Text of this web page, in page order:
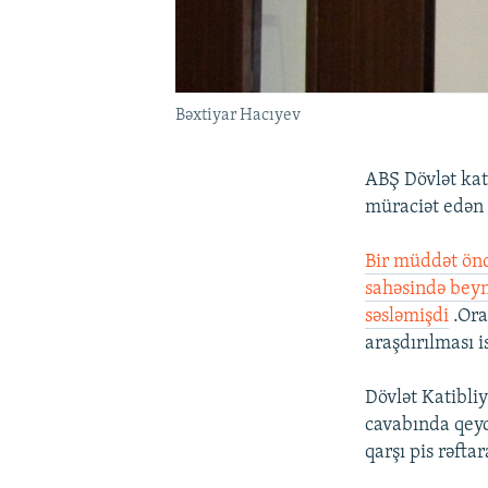
Bəxtiyar Hacıyev
ABŞ Dövlət
müraciət edən
Bir müddət
sahəsində
səsləmişdi
Dövlət
cavabında
qarşı pis